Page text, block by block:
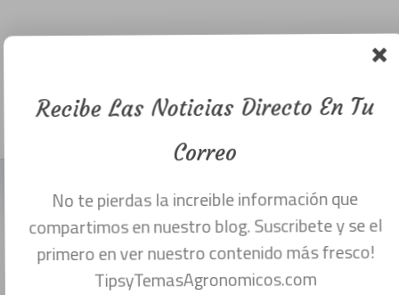
importancia
agricultura.
USO DE LA CAL AGRÍCOLA Y SUS
BENEFICIOS EN LA AGRICULTURA.
Con el pasar del tiempo todos los suelos
Recibe Las Noticias Directo En Tu
Correo
No te pierdas la increible información que
compartimos en nuestro blog. Suscribete y se el
primero en ver nuestro contenido más fresco!
TipsyTemasAgronomicos.com